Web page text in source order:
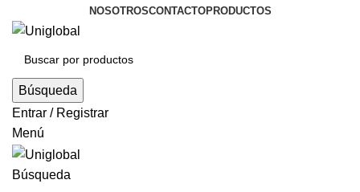
NOSOTROSCONTACTOPRODUCTOS
Búsqueda
Entrar / Registrar
Menú
Búsqueda